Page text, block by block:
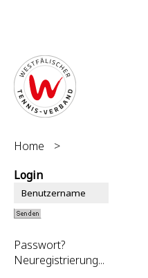
Home
>
Login
Passwort?
Neuregistrierung...